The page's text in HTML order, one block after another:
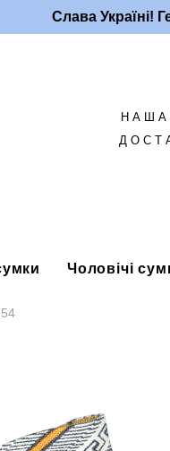
Слава Україні!
НАША
Чоловічі